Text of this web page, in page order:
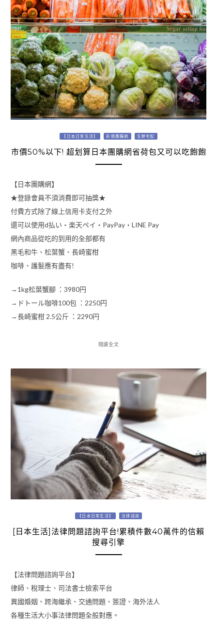
【日本日常生活】 折價團購網 生鮮宅配
市價50%以下! 超划算日本團購網省荷包又可以吃飽飽
【日本團購網】
★登錄會員不須消費即可抽獎★
付費方式除了線上信用卡支付之外
還可以使用d払い・楽天ペイ・PayPay・LINE Pay
網內商品從吃的到用的全部都有
黑毛和牛、松葉蟹、長崎蜜柑
咖啡、護髮應有盡有!
→1kg松葉蟹腳 ：3980円
→ドトール咖啡100包 ：2250円
→長崎蜜柑 2.5公斤 ：2290円
閱讀全文
【日本日常生活】 法律諮詢
[日本生活]法律問題諮詢平台!累積件數40萬件的信賴
搜尋引擎
【法律問題諮詢平台】
律師、稅理士、司法書士檢索平台
異國婚姻、跨海繼承、交通問題、簽證、海外法人
各種生活大小事法律問題全般對應。